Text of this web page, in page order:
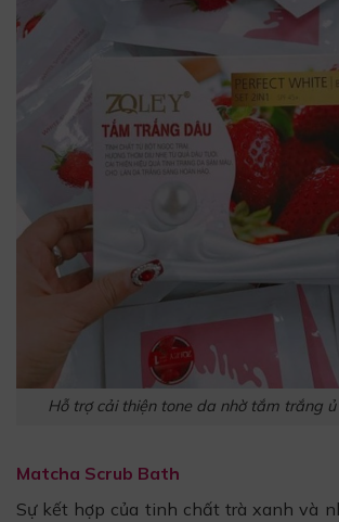
Hỗ trợ cải thiện tone da nhờ tắm trắng
Matcha Scrub Bath
Sự kết hợp của tinh chất trà xanh và